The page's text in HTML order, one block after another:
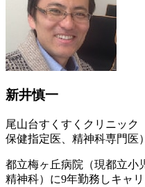
新井慎一
尾山台すくすくクリニッ
保健指定医、精神科専門医）
都立梅ヶ丘病院（現都立小
精神科）に9年勤務しキャ